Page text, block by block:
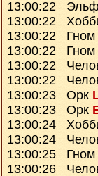
13:00:22 Эльф
13:00:22
13:00:22 Гном
13:00:22 Гном
13:00:22
13:00:22
13:00:23 Орк
13:00:23 Орк
13:00:24
13:00:24
13:00:25 Гном
13:00:26